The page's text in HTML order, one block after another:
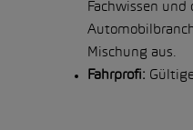
Fachwissen
Mischung aus.
Fahrprofi: